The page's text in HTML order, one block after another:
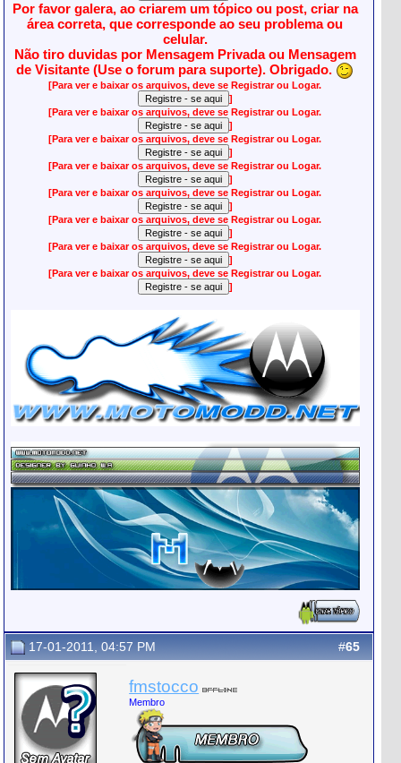
Por favor galera, ao criarem um tópico ou post, criar na
área correta, que corresponde ao seu problema ou
celular.
Não tiro duvidas por Mensagem Privada ou Mensagem
de Visitante (Use o forum para suporte). Obrigado.
[Para ver e baixar os arquivos, deve se Registrar ou Logar.
]
[Para ver e baixar os arquivos, deve se Registrar ou Logar.
]
[Para ver e baixar os arquivos, deve se Registrar ou Logar.
]
[Para ver e baixar os arquivos, deve se Registrar ou Logar.
]
[Para ver e baixar os arquivos, deve se Registrar ou Logar.
]
[Para ver e baixar os arquivos, deve se Registrar ou Logar.
]
[Para ver e baixar os arquivos, deve se Registrar ou Logar.
]
[Para ver e baixar os arquivos, deve se Registrar ou Logar.
]
#65
17-01-2011, 04:57 PM
fmstocco
Membro